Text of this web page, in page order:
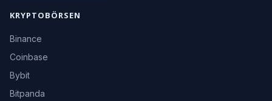
KRYPTOBÖRSEN
Binance
Coinbase
Bybit
Bitpanda